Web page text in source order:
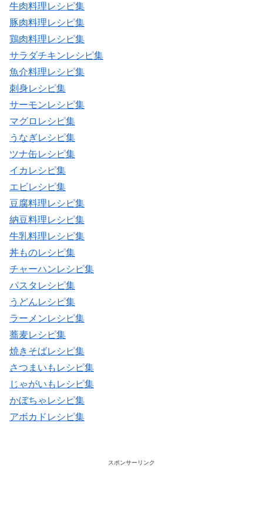
牛肉料理レシピ集
豚肉料理レシピ集
鶏肉料理レシピ集
サラダチキンレシピ集
魚介料理レシピ集
刺身レシピ集
サーモンレシピ集
マグロレシピ集
うなぎレシピ集
ツナ缶レシピ集
イカレシピ集
エビレシピ集
豆腐料理レシピ集
納豆料理レシピ集
牛乳料理レシピ集
丼ものレシピ集
チャーハンレシピ集
パスタレシピ集
うどんレシピ集
ラーメンレシピ集
蕎麦レシピ集
焼きそばレシピ集
さつまいもレシピ集
じゃがいもレシピ集
かぼちゃレシピ集
アボカドレシピ集
スポンサーリンク